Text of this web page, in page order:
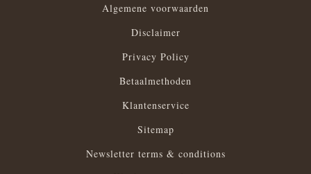
Algemene voorwaarden
Disclaimer
Privacy Policy
Betaalmethoden
Klantenservice
Sitemap
Newsletter terms & conditions